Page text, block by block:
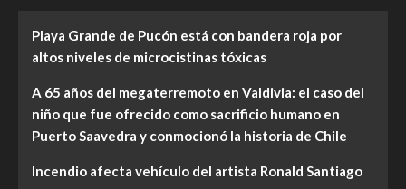
Playa Grande de Pucón está con bandera roja por
altos niveles de microcistinas tóxicas
A 65 años del megaterremoto en Valdivia: el caso del
niño que fue ofrecido como sacrificio humano en
Puerto Saavedra y conmocionó la historia de Chile
Incendio afecta vehículo del artista Ronald Santiago